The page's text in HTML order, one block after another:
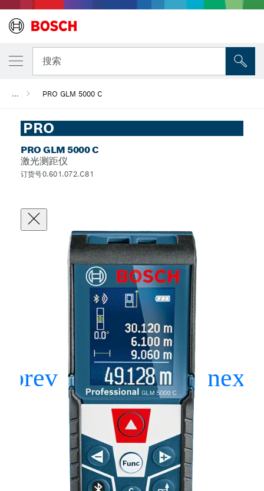
搜索
... PRO GLM 5000 C
PRO
PRO GLM 5000 C
激光测距仪
订货号0.601.072.C81